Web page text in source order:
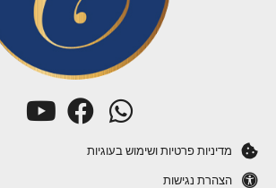
מדיניות פרטיות ושימוש בעוגיות
הצהרת נגישות